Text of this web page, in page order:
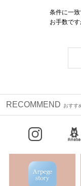
条件に一致
お手数で
RECOMMEND おすす